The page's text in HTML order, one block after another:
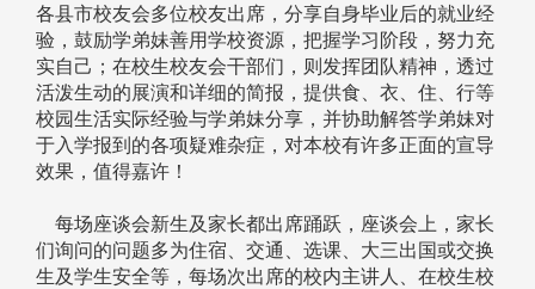
各县市校友会多位校友出席，分享自身毕业后的就业经
验，鼓励学弟妹善用学校资源，把握学习阶段，努力充
实自己；在校生校友会干部们，则发挥团队精神，透过
活泼生动的展演和详细的简报，提供食、衣、住、行等
校园生活实际经验与学弟妹分享，并协助解答学弟妹对
于入学报到的各项疑难杂症，对本校有许多正面的宣导
效果，值得嘉许！
每场座谈会新生及家长都出席踊跃，座谈会上，家长
们询问的问题多为住宿、交通、选课、大三出国或交换
生及学生安全等，每场次出席的校内主讲人、在校生校